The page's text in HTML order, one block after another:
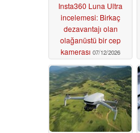
Insta360 Luna Ultra
incelemesi: Birkaç
dezavantajı olan
olağanüstü bir cep
kamerası 07/12/2026